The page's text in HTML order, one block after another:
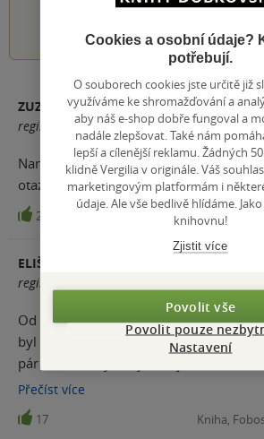
ZUZANA BÁRTOVÁ
registrovaný uživatel
Namet dobry, zpracovani prilis dlouhe a
otazek. Horor to vubec neni. Zaver
20 Kniha,
ELIŠKA
registrovaný uživatel
Od Bentleyho Littla to byla první kniha.
byl z velké části velmi ponurý a
pár lidí, u kterých bych nějak nečekala,
naočkovaná svými psychothrillery a
nakonec všechno vysvětlí a ti, co se
najdou...). Psychologický nátlak na
Přečíst více
17 Kniha,
Cookies a osobní údaje?
potřebují.
O souborech cookies jste určitě již
využíváme ke shromažďování a
aby náš e-shop dobře fungoval a
nadále zlepšovat. Také nám
lepší a cílenější reklamu. Žádných
klidně Vergilia v originále. Váš
marketingovým platformám i
údaje. Ale vše bedlivě hlídáme.
knihovnu!
Zjistit více
Povolit vše
Povolit pouze
Nastavení